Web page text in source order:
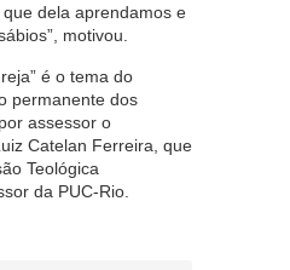
dela aprendamos e
motivou.
é o tema do
permanente dos
assessor o
Catelan Ferreira, que
Teológica
da PUC-Rio.